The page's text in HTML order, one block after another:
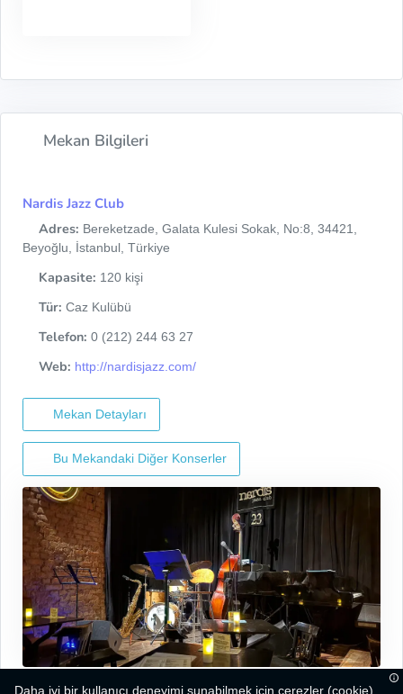
Mekan Bilgileri
Nardis Jazz Club
Adres: Bereketzade, Galata Kulesi Sokak, No:8, 34421,
Beyoğlu, İstanbul, Türkiye
Kapasite: 120 kişi
Tür: Caz Kulübü
Telefon: 0 (212) 244 63 27
Web: http://nardisjazz.com/
Mekan Detayları
Bu Mekandaki Diğer Konserler
Daha iyi bir kullanıcı deneyimi sunabilmek için çerezler (cookie)